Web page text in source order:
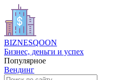
BIZNESQOON
Бизнес, деньги и успех
Популярное
Вендинг